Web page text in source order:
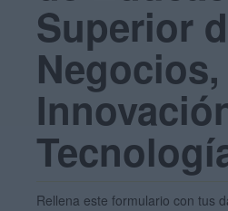
Superior
Negocios,
Rellena este formulario con tus